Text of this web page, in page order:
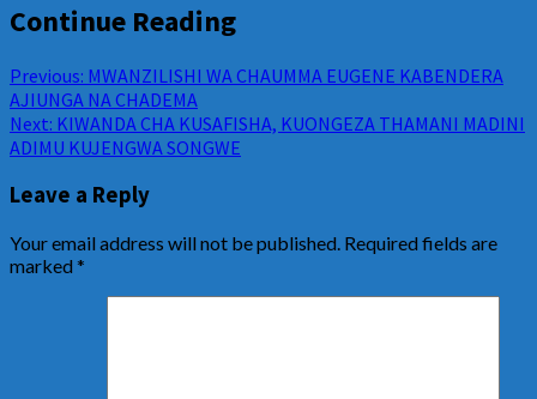
Continue Reading
Previous: MWANZILISHI WA CHAUMMA EUGENE KABENDERA
AJIUNGA NA CHADEMA
Next: KIWANDA CHA KUSAFISHA, KUONGEZA THAMANI MADINI
ADIMU KUJENGWA SONGWE
Leave a Reply
Your email address will not be published. Required fields are
marked*